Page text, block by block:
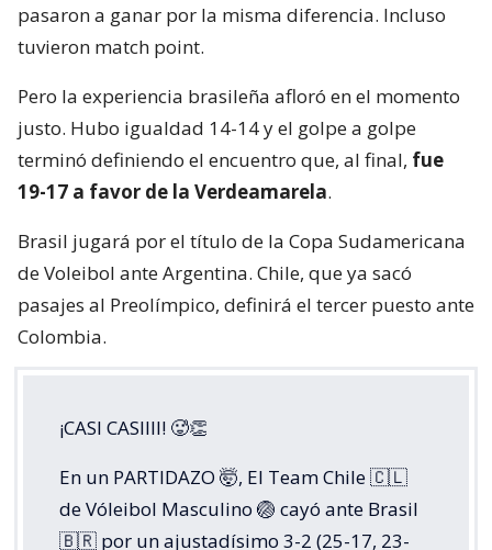
pasaron a ganar por la misma diferencia. Incluso
tuvieron match point.
Pero la experiencia brasileña afloró en el momento
justo. Hubo igualdad 14-14 y el golpe a golpe
terminó definiendo el encuentro que, al final, fue
19-17 a favor de la Verdeamarela.
Brasil jugará por el título de la Copa Sudamericana
de Voleibol ante Argentina. Chile, que ya sacó
pasajes al Preolímpico, definirá el tercer puesto ante
Colombia.
¡CASI CASIIII! 🥵👏
En un PARTIDAZO 🤯, El Team Chile 🇨🇱
de Vóleibol Masculino 🏐 cayó ante Brasil
🇧🇷 por un ajustadísimo 3-2 (25-17, 23-